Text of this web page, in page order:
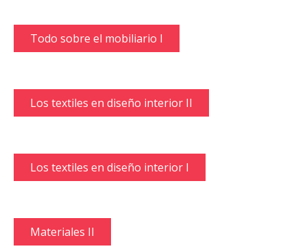
Todo sobre el mobiliario I
Los textiles en diseño interior II
Los textiles en diseño interior I
Materiales II